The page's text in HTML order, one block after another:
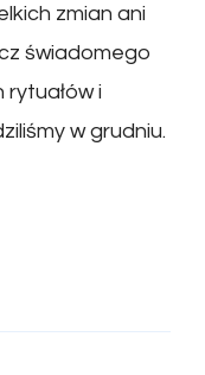
zmian ani
świadomego
i
w grudniu.